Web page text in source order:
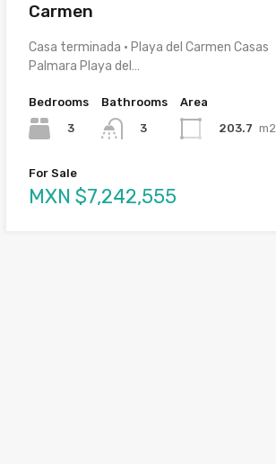
Carmen
Casa terminada · Playa del Carmen Casas
Palmara Playa del…
Bedrooms
3
Bathrooms
3
Area
203.7 m2
For Sale
MXN $7,242,555